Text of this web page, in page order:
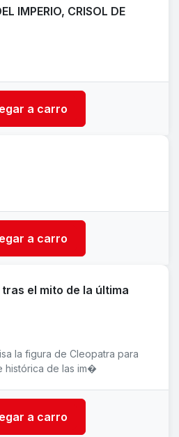
IMPERIO, CRISOL DE
a carro
a carro
el mito de la última
la figura de Cleopatra para
histórica de las im�
a carro